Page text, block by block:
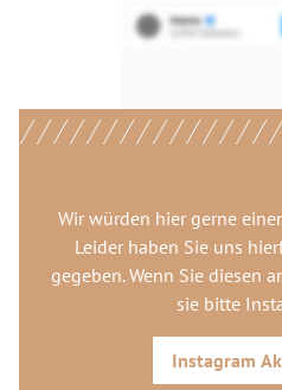
Wir würden hier gerne
Leider haben Sie uns
gegeben. Wenn Sie diesen
sie bitte
Instagram